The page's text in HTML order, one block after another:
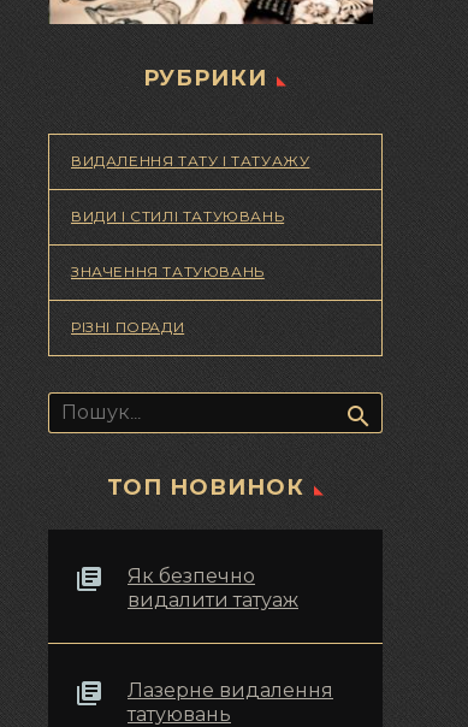
РУБРИКИ
ВИДАЛЕННЯ ТАТУ І ТАТУАЖУ
ВИДИ І СТИЛІ ТАТУЮВАНЬ
ЗНАЧЕННЯ ТАТУЮВАНЬ
РІЗНІ ПОРАДИ
Пошук:
ТОП НОВИНОК
Як безпечно
видалити татуаж
Лазерне видалення
татуювань